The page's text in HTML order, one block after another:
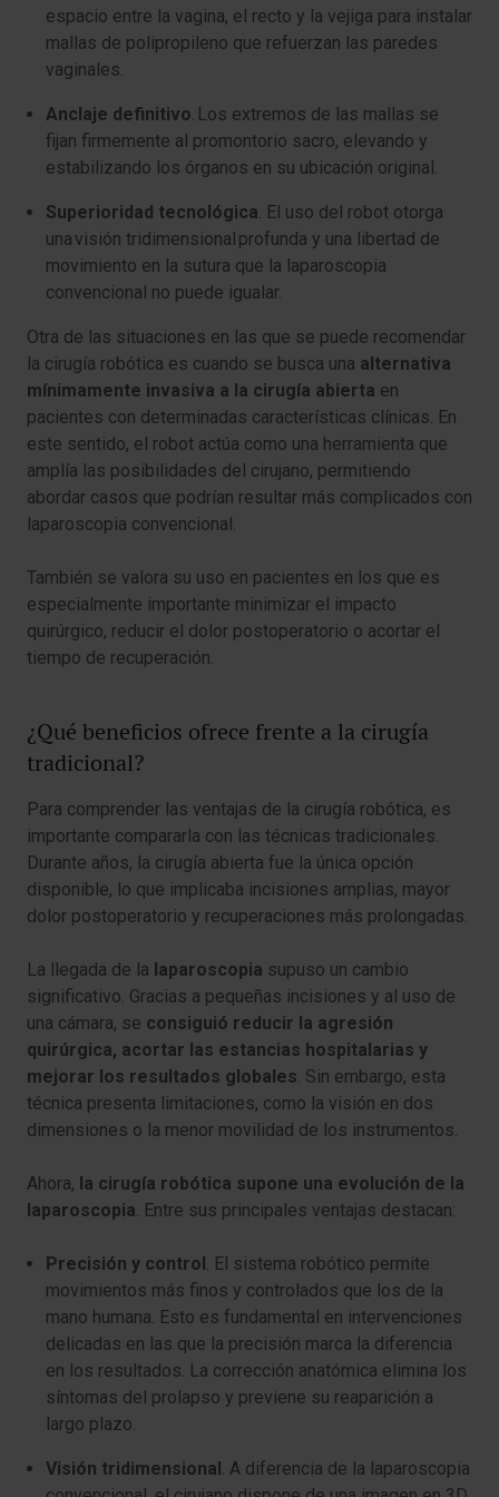
espacio entre la vagina, el recto y la vejiga para instalar
mallas de polipropileno que refuerzan las paredes
vaginales.
Anclaje definitivo. Los extremos de las mallas se
fijan firmemente al promontorio sacro, elevando y
estabilizando los órganos en su ubicación original.
Superioridad tecnológica. El uso del robot otorga
una visión tridimensional profunda y una libertad de
movimiento en la sutura que la laparoscopia
convencional no puede igualar.
Otra de las situaciones en las que se puede recomendar
la cirugía robótica es cuando se busca una alternativa
mínimamente invasiva a la cirugía abierta en
pacientes con determinadas características clínicas. En
este sentido, el robot actúa como una herramienta que
amplía las posibilidades del cirujano, permitiendo
abordar casos que podrían resultar más complicados con
laparoscopia convencional.
También se valora su uso en pacientes en los que es
especialmente importante minimizar el impacto
quirúrgico, reducir el dolor postoperatorio o acortar el
tiempo de recuperación.
¿Qué beneficios ofrece frente a la cirugía
tradicional?
Para comprender las ventajas de la cirugía robótica, es
importante compararla con las técnicas tradicionales.
Durante años, la cirugía abierta fue la única opción
disponible, lo que implicaba incisiones amplias, mayor
dolor postoperatorio y recuperaciones más prolongadas.
La llegada de la laparoscopia supuso un cambio
significativo. Gracias a pequeñas incisiones y al uso de
una cámara, se consiguió reducir la agresión
quirúrgica, acortar las estancias hospitalarias y
mejorar los resultados globales. Sin embargo, esta
técnica presenta limitaciones, como la visión en dos
dimensiones o la menor movilidad de los instrumentos.
Ahora, la cirugía robótica supone una evolución de la
laparoscopia. Entre sus principales ventajas destacan:
Precisión y control . El sistema robótico permite
movimientos más finos y controlados que los de la
mano humana. Esto es fundamental en intervenciones
delicadas en las que la precisión marca la diferencia
en los resultados. La corrección anatómica elimina los
síntomas del prolapso y previene su reaparición a
largo plazo.
Visión tridimensional . A diferencia de la laparoscopia